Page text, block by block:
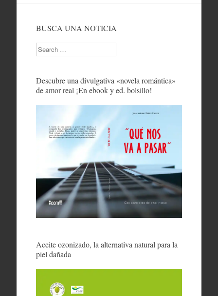
BUSCA UNA NOTICIA
Search
Descubre una divulgativa «novela romántica»
de amor real ¡En ebook y ed. bolsillo!
Aceite ozonizado, la alternativa natural para la
piel dañada